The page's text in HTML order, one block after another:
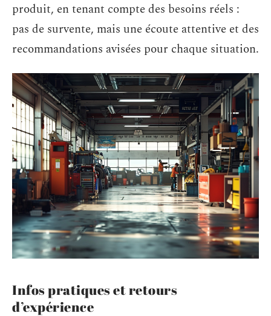
produit, en tenant compte des besoins réels :
pas de survente, mais une écoute attentive et des
recommandations avisées pour chaque situation.
Infos pratiques et retours
d’expérience